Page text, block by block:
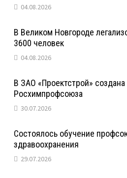
04.08.2026
В Великом Новгороде
3600 человек
04.08.2026
В ЗАО «Проектстрой»
Росхимпрофсоюза
30.07.2026
Состоялось обучение
здравоохранения
29.07.2026